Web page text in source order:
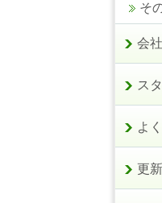
そ
会
ス
よ
更